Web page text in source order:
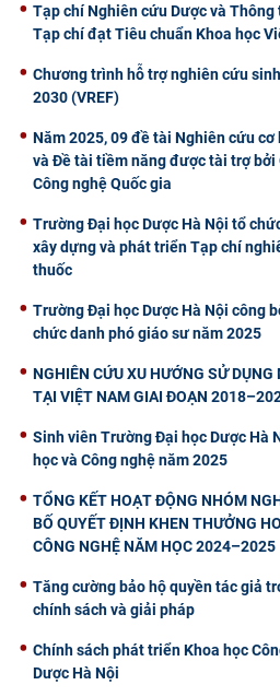
Tạp chí Nghiên cứu Dược và
Tạp chí đạt Tiêu chuẩn Khoa học
Chương trình hỗ trợ nghiên cứu
2030 (VREF)
Năm 2025, 09 đề tài Nghiên cứu
và Đề tài tiềm năng được tài trợ bởi
Công nghệ Quốc gia
Trường Đại học Dược Hà Nội tổ
xây dựng và phát triển Tạp chí
thuốc
Trường Đại học Dược Hà Nội công
chức danh phó giáo sư năm 2025
NGHIÊN CỨU XU HƯỚNG SỬ
TẠI VIỆT NAM GIAI ĐOẠN
Sinh viên Trường Đại học Dược Hà
học và Công nghệ năm 2025
TỔNG KẾT HOẠT ĐỘNG NHÓM
BỐ QUYẾT ĐỊNH KHEN THƯỞNG
CÔNG NGHỆ NĂM HỌC 2024–2025
Tăng cường bảo hộ quyền tác giả
chính sách và giải pháp
Chính sách phát triển Khoa học
Dược Hà Nội